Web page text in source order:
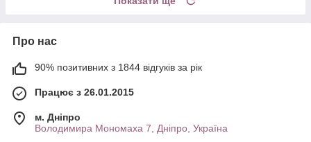
Про нас
90% позитивних з 1844 відгуків за рік
Працює з 26.01.2015
м. Дніпро
Володимира Мономаха 7, Дніпро, Україна